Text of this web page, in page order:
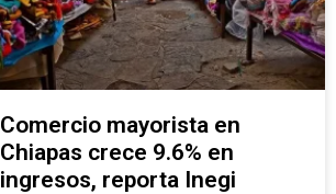
Comercio mayorista en
Chiapas crece 9.6% en
ingresos, reporta Inegi